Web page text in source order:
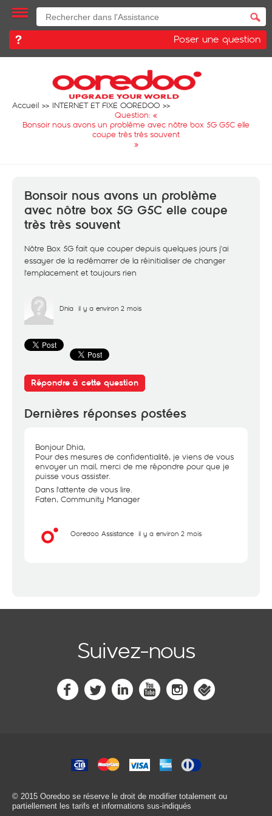
Poser une question
Accueil
INTERNET ET FIXE OOREDOO
Question: «
Bonsoir nous avons un problème avec nôtre box 5G G5C elle
coupe très très souvent
»
Bonsoir nous avons un problème
avec nôtre box 5G G5C elle coupe
très très souvent
Nôtre Box 5G fait que couper depuis quelques jours j'ai
essayer de la redémarrer de la réinitialiser de changer
l'emplacement et toujours rien
Dhia il y a environ 2 mois
Répondre à cette question
Dernières réponses postées
Bonjour Dhia,
Pour des mesures de confidentialité, je viens de vous
envoyer un mail, merci de me répondre pour que je
puisse vous assister.
Dans l'attente de vous lire.
Faten, Community Manager
Ooredoo Assistance il y a environ 2 mois
Suivez-nous
© 2015 Ooredoo se réserve le droit de modifier totalement ou
partiellement les tarifs et informations sus-indiqués